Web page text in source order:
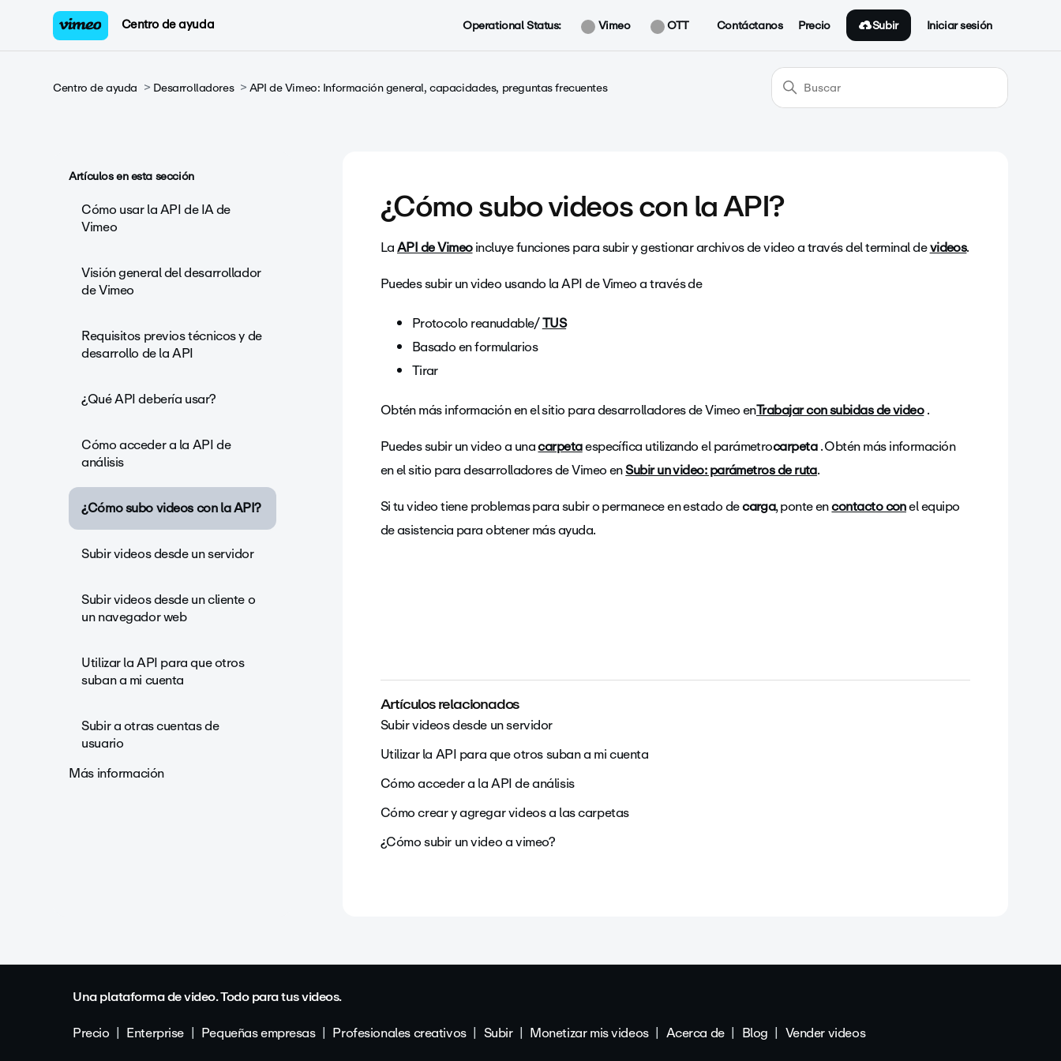
Centro de ayuda Operational Status: Vimeo OTT Contáctanos Precio Subir Iniciar sesión
Centro de ayuda Desarrolladores API de Vimeo: Información general, capacidades, preguntas frecuentes
Artículos en esta sección
Cómo usar la API de IA de
Vimeo
Visión general del desarrollador
de Vimeo
Requisitos previos técnicos y de
desarrollo de la API
¿Qué API debería usar?
Cómo acceder a la API de
análisis
¿Cómo subo videos con la API?
Subir videos desde un servidor
Subir videos desde un cliente o
un navegador web
Utilizar la API para que otros
suban a mi cuenta
Subir a otras cuentas de
usuario
Más información
¿Cómo subo videos con la API?
LaAPI de Vimeoincluye funciones para subir y gestionar archivos de video a través del terminal devideos.
Puedes subir un video usando la API de Vimeo a través de
Protocolo reanudable/TUS
Basado en formularios
Tirar
Obtén más información en el sitio para desarrolladores de Vimeo enTrabajar con subidas de video.
Puedes subir un video a unacarpetaespecífica utilizando el parámetrocarpeta. Obtén más información
en el sitio para desarrolladores de Vimeo enSubir un video: parámetros de ruta.
Si tu video tiene problemas para subir o permanece en estado decarga, ponte encontacto conel equipo
de asistencia para obtener más ayuda.
Artículos relacionados
Subir videos desde un servidor
Utilizar la API para que otros suban a mi cuenta
Cómo acceder a la API de análisis
Cómo crear y agregar videos a las carpetas
¿Cómo subir un video a vimeo?
Una plataforma de video. Todo para tus videos.
Precio
Enterprise Pequeñas empresas Profesionales creativos Subir Monetizar mis videos Acerca de Blog Vender videos